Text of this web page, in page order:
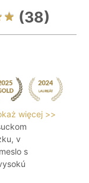
(38)
więcej >>
v
s